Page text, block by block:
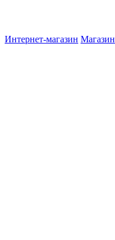
Интернет-магазин Магазин